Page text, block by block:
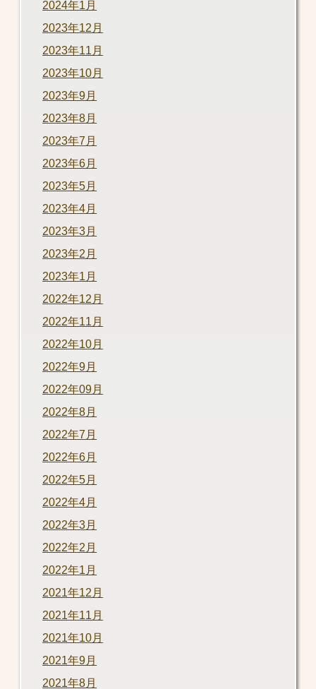
2024年1月
2023年12月
2023年11月
2023年10月
2023年9月
2023年8月
2023年7月
2023年6月
2023年5月
2023年4月
2023年3月
2023年2月
2023年1月
2022年12月
2022年11月
2022年10月
2022年9月
2022年09月
2022年8月
2022年7月
2022年6月
2022年5月
2022年4月
2022年3月
2022年2月
2022年1月
2021年12月
2021年11月
2021年10月
2021年9月
2021年8月